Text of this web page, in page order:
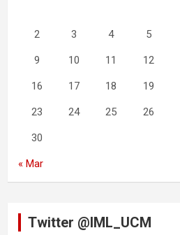
2 3 4 5
9 10 11 12
16 17 18 19
23 24 25 26
30
« Mar
Twitter @IML_UCM